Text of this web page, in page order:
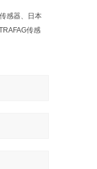
感器、日本
传感